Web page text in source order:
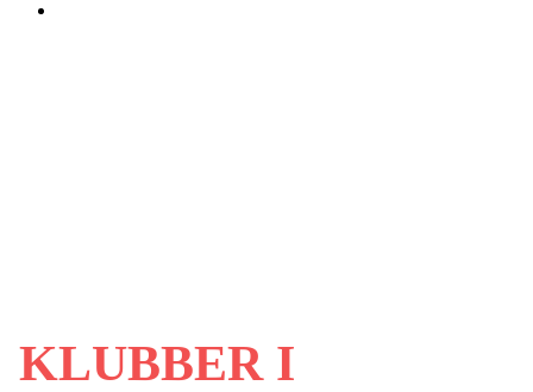
KLUBBER I